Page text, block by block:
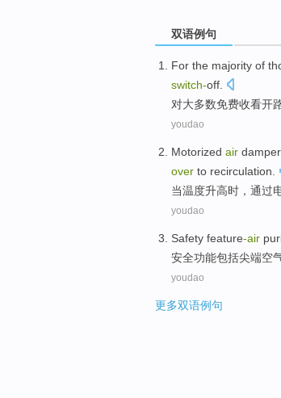
双语例句
For the majority of
switch-off.
对大多数免费收看开
youdao
Motorized air
over to recirculation
当温度升高时，通过
youdao
Safety feature-air
安全功能包括尖端空
youdao
更多双语例句